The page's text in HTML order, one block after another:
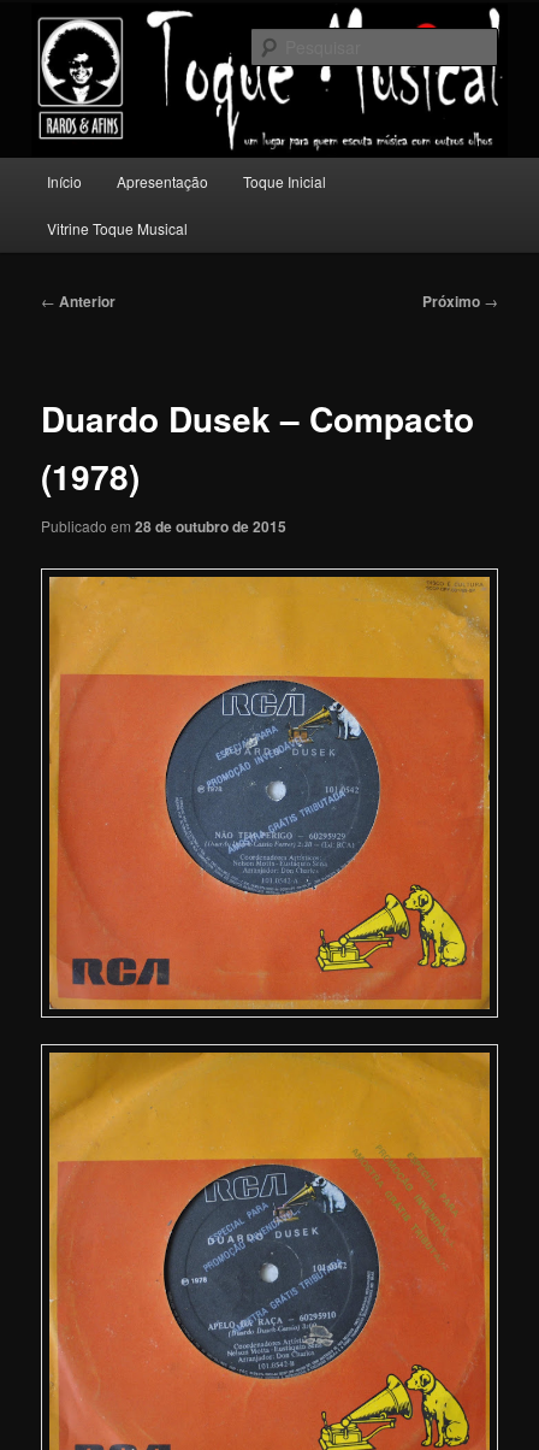
conteúdo
principalToque Musical
Um lugar para quem escuta música com outros olhos.
principal
Início Apresentação Toque Inicial
Vitrine Toque Musical
Navegação
← Anterior Próximo →
Duardo Dusek – Compacto
(1978)
Publicado em28 de outubro de 2015